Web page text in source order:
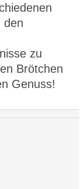
den
zu
Brötchen
Genuss!